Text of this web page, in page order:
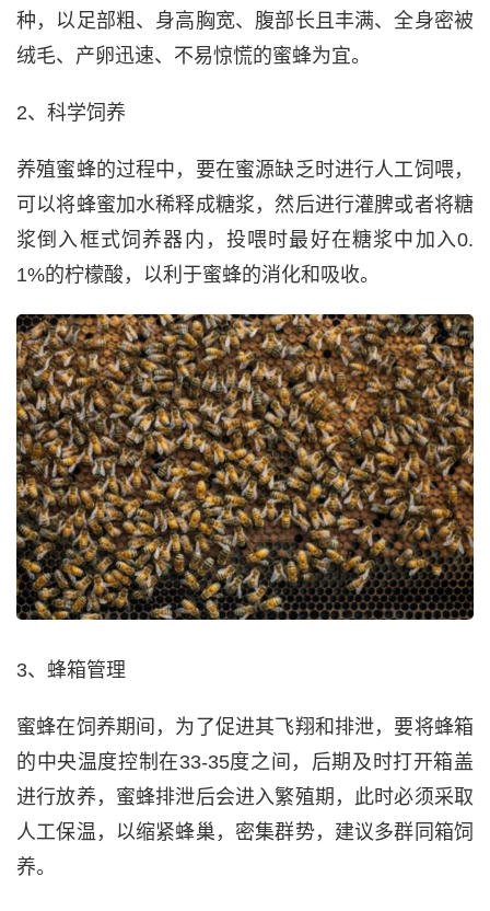
种，以足部粗、身高胸宽、腹部长且丰满、全身密被
绒毛、产卵迅速、不易惊慌的蜜蜂为宜。
2、科学饲养
养殖蜜蜂的过程中，要在蜜源缺乏时进行人工饲喂，
可以将蜂蜜加水稀释成糖浆，然后进行灌脾或者将糖
浆倒入框式饲养器内，投喂时最好在糖浆中加入0.
1%的柠檬酸，以利于蜜蜂的消化和吸收。
3、蜂箱管理
蜜蜂在饲养期间，为了促进其飞翔和排泄，要将蜂箱
的中央温度控制在33-35度之间，后期及时打开箱盖
进行放养，蜜蜂排泄后会进入繁殖期，此时必须采取
人工保温，以缩紧蜂巢，密集群势，建议多群同箱饲
养。